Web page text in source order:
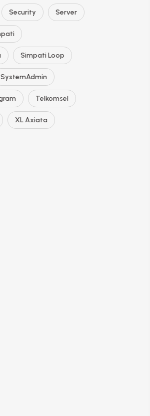
Security Server
Simpati Loop
SystemAdmin
Telkomsel
XL Axiata